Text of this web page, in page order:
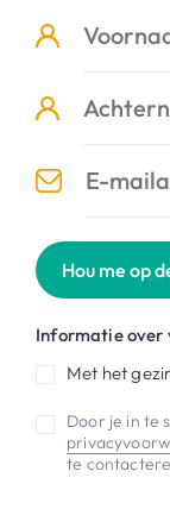
Hou me op
Informatie over
Met het
Door je in te
te